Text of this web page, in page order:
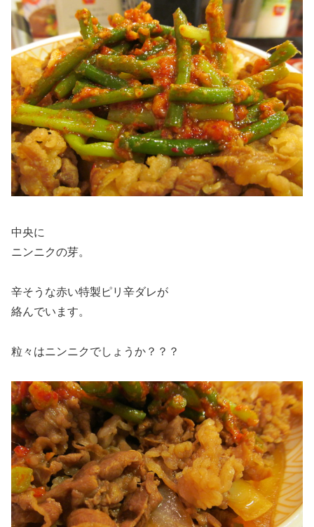
中央に
ニンニクの芽。
辛そうな赤い特製ピリ辛ダレが
絡んでいます。
粒々はニンニクでしょうか？？？